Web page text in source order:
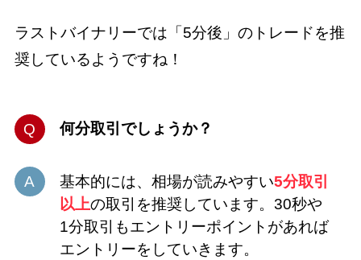
ラストバイナリーでは「5分後」のトレードを推
奨しているようですね！
何分取引でしょうか？
基本的には、相場が読みやすい5分取引
以上の取引を推奨しています。30秒や
1分取引もエントリーポイントがあれば
エントリーをしていきます。